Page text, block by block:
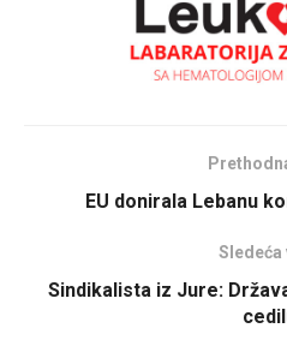
EU donirala Lebanu
Sledeća
Sindikalista iz Jure: